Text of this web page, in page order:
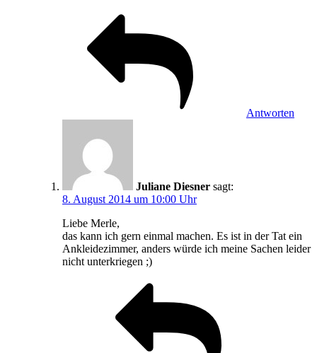
Antworten
Juliane Diesner sagt:
8. August 2014 um 10:00 Uhr
Liebe Merle,
das kann ich gern einmal machen. Es ist in der Tat ein
Ankleidezimmer, anders würde ich meine Sachen leider
nicht unterkriegen ;)